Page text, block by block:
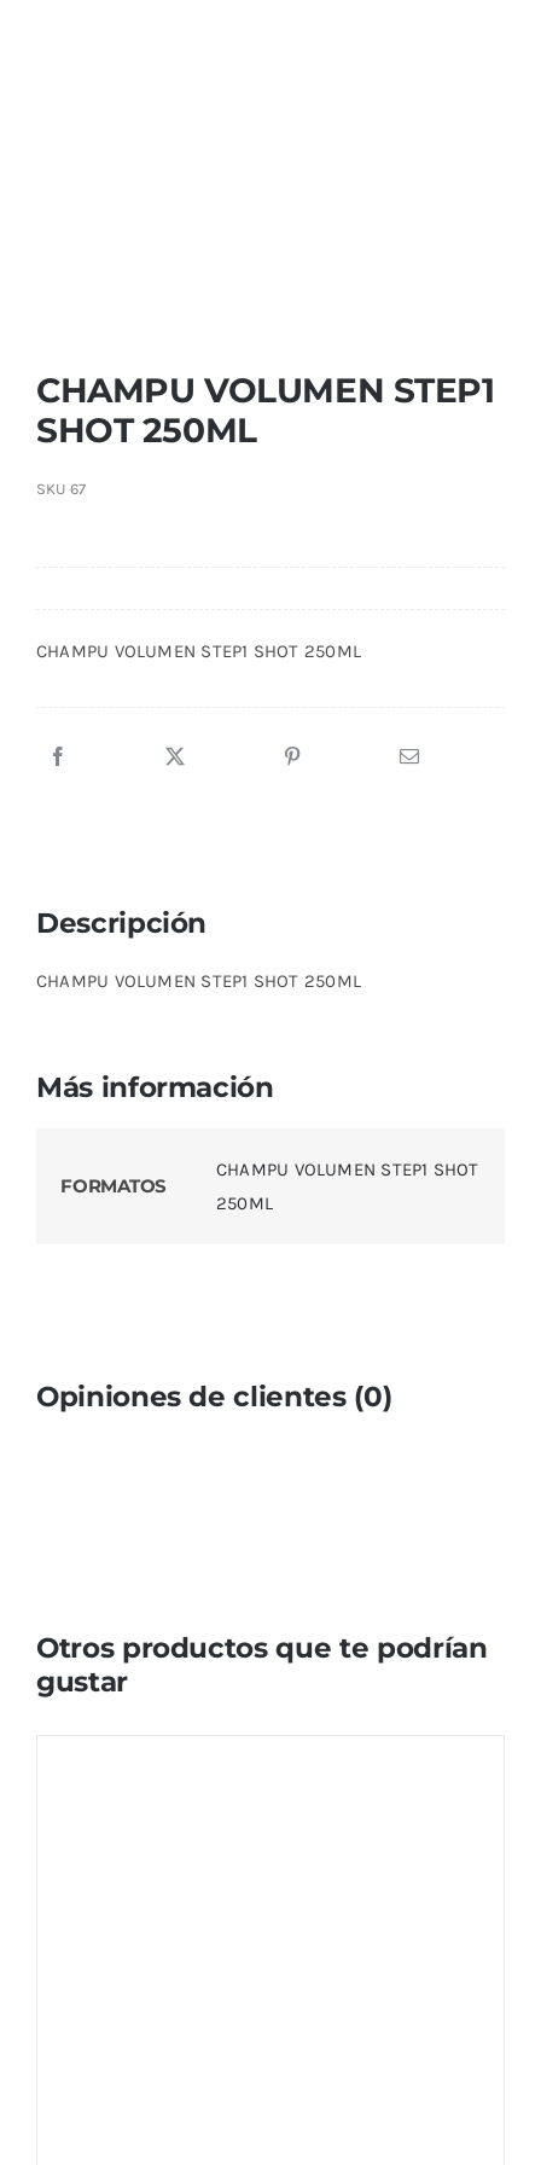
CHAMPU VOLUMEN STEP1
SHOT 250ML
SKU 67
CHAMPU VOLUMEN STEP1 SHOT 250ML
Descripción
CHAMPU VOLUMEN STEP1 SHOT 250ML
Más información
FORMATOS
CHAMPU VOLUMEN STEP1 SHOT
250ML
Opiniones de clientes (0)
Otros productos que te podrían
gustar